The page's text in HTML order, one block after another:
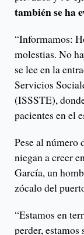
también se ha
“Informamos:
molestias. No
se lee en la
Servicios
(ISSSTE),
pacientes en el
Pese al número
niegan a creer
García, un
zócalo del
“Estamos en
perder,